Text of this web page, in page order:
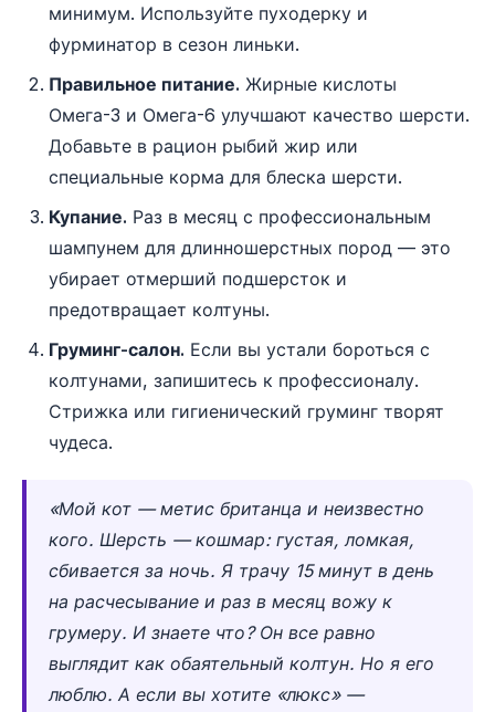
минимум. Используйте пуходерку и
фурминатор в сезон линьки.
Правильное питание. Жирные кислоты
Омега-3 и Омега-6 улучшают качество шерсти.
Добавьте в рацион рыбий жир или
специальные корма для блеска шерсти.
Купание. Раз в месяц с профессиональным
шампунем для длинношерстных пород — это
убирает отмерший подшерсток и
предотвращает колтуны.
Груминг-салон. Если вы устали бороться с
колтунами, запишитесь к профессионалу.
Стрижка или гигиенический груминг творят
чудеса.
«Мой кот — метис британца и неизвестно
кого. Шерсть — кошмар: густая, ломкая,
сбивается за ночь. Я трачу 15 минут в день
на расчесывание и раз в месяц вожу к
грумеру. И знаете что? Он все равно
выглядит как обаятельный колтун. Но я его
люблю. А если вы хотите «люкс» —